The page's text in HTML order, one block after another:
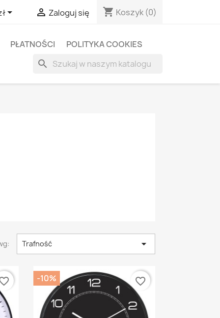
  Zaloguj się shopping_cart Koszyk (0)
PŁATNOŚCI POLITYKA COOKIES
search
Trafność 
-10% favorite_border